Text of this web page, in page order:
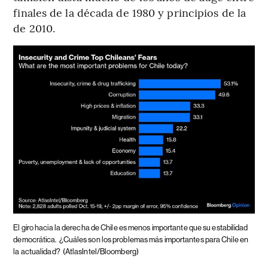
finales de la década de 1980 y principios de la
de 2010.
El giro hacia la derecha de Chile es menos importante que su estabilidad
democrática. ¿Cuáles son los problemas más importantes para Chile en
la actualidad? (AtlasIntel/Bloomberg)